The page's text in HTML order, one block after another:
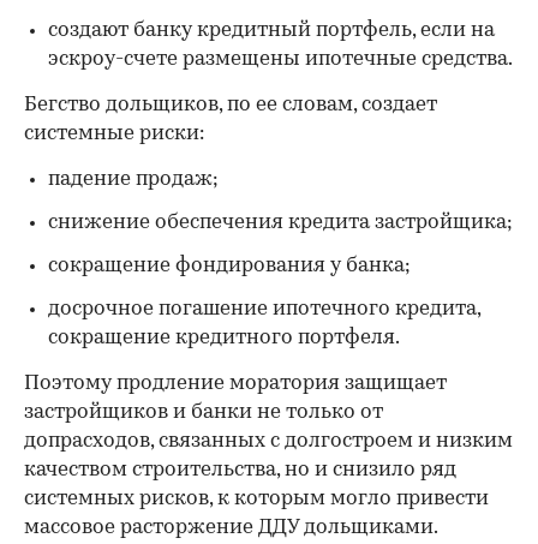
создают банку кредитный портфель, если на
эскроу-счете размещены ипотечные средства.
Бегство дольщиков, по ее словам, создает
системные риски:
падение продаж;
снижение обеспечения кредита застройщика;
сокращение фондирования у банка;
досрочное погашение ипотечного кредита,
сокращение кредитного портфеля.
Поэтому продление моратория защищает
застройщиков и банки не только от
допрасходов, связанных с долгостроем и низким
качеством строительства, но и снизило ряд
системных рисков, к которым могло привести
массовое расторжение ДДУ дольщиками.